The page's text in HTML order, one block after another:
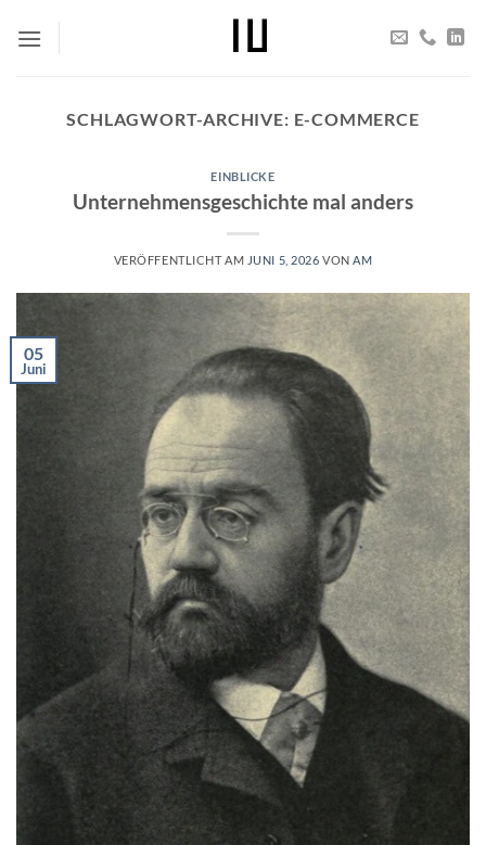
Inhalt
SCHLAGWORT-ARCHIVE: E-COMMERCE
EINBLICKE
Unternehmensgeschichte mal anders
VERÖFFENTLICHT AM JUNI 5, 2026 VON AM
05
Juni